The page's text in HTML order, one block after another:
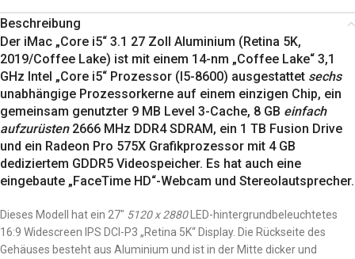
Beschreibung
Der iMac „Core i5“ 3.1 27 Zoll Aluminium (Retina 5K,
2019/Coffee Lake) ist mit einem 14-nm „Coffee Lake“ 3,1
GHz Intel „Core i5“ Prozessor (I5-8600) ausgestattet sechs
unabhängige Prozessorkerne auf einem einzigen Chip, ein
gemeinsam genutzter 9 MB Level 3-Cache, 8 GB einfach
aufzurüsten2666 MHz DDR4 SDRAM, ein 1 TB Fusion Drive
und ein Radeon Pro 575X Grafikprozessor mit 4 GB
dediziertem GDDR5 Videospeicher. Es hat auch eine
eingebaute „FaceTime HD“-Webcam und Stereolautsprecher.
Dieses Modell hat ein 27″ 5120 x 2880LED-hintergrundbeleuchtetes
16:9 Widescreen IPS DCI-P3 „Retina 5K“ Display. Die Rückseite des
Gehäuses besteht aus Aluminium und ist in der Mitte dicker und